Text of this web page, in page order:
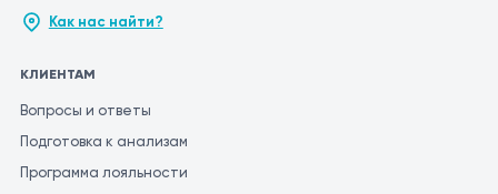
Как нас найти?
КЛИЕНТАМ
Вопросы и ответы
Подготовка к анализам
Программа лояльности